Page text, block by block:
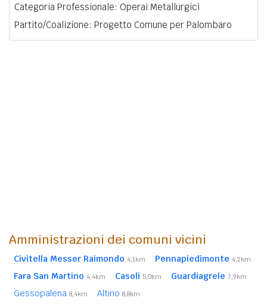
Categoria Professionale: Operai Metallurgici
Partito/Coalizione: Progetto Comune per Palombaro
Amministrazioni dei comuni vicini
Civitella Messer Raimondo 4,1km Pennapiedimonte 4,2km
Fara San Martino 4,4km Casoli 5,0km Guardiagrele 7,9km
Gessopalena 8,4km Altino 8,8km